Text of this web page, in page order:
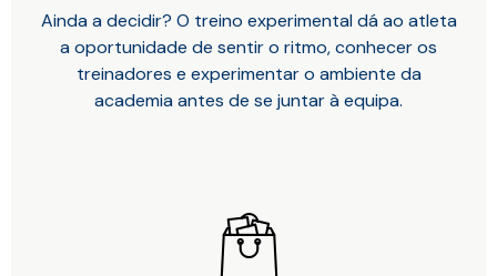
Ainda a decidir? O treino experimental dá ao atleta
a oportunidade de sentir o ritmo, conhecer os
treinadores e experimentar o ambiente da
academia antes de se juntar à equipa.